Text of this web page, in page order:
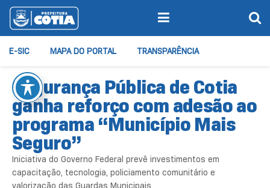
E-SIC MAPA DO PORTAL TRANSPARÊNCIA
Segurança Pública de Cotia
ganha reforço com adesão ao
programa “Município Mais
Seguro”
Iniciativa do Governo Federal prevê investimentos em
capacitação, tecnologia, policiamento comunitário e
valorização das Guardas Municipais